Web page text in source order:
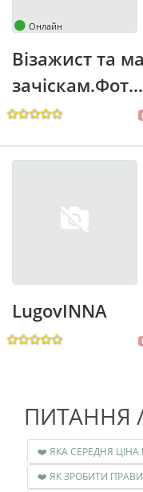
Онлайн
Візажист та
зачіскам.Фот...
LugovINNA
ПИТАННЯ /